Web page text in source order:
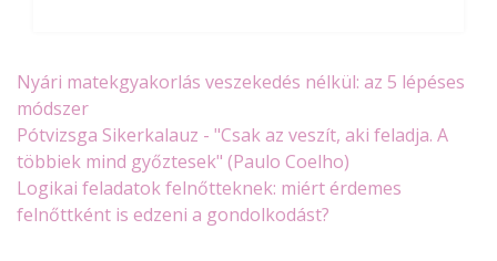
Nyári matekgyakorlás veszekedés nélkül: az 5 lépéses
módszer
Pótvizsga Sikerkalauz - "Csak az veszít, aki feladja. A
többiek mind győztesek" (Paulo Coelho)
Logikai feladatok felnőtteknek: miért érdemes
felnőttként is edzeni a gondolkodást?